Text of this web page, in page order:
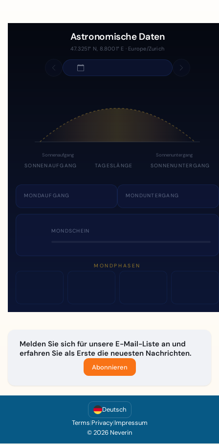
Astronomische Daten
47.3251° N, 8.8001° E · Europe/Zurich
Sonnenaufgang Sonnenuntergang
SONNENAUFGANG TAGESLÄNGE SONNENUNTERGANG
MONDAUFGANG MONDUNTERGANG
MONDSCHEIN
MONDPHASEN
Melden Sie sich für unsere E-Mail-Liste an und
erfahren Sie als Erste die neuesten Nachrichten.
Abonnieren
Deutsch
Terms|Privacy|Impressum
© 2026 Neverin